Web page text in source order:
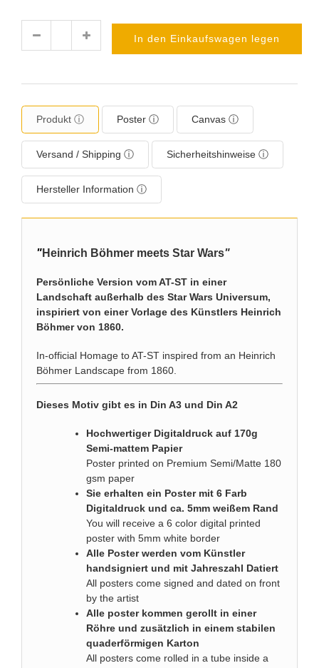
In den Einkaufswagen legen
Produkt ⓘ Poster ⓘ Canvas ⓘ
Versand / Shipping ⓘ Sicherheitshinweise ⓘ
Hersteller Information ⓘ
"Heinrich Böhmer meets Star Wars"
Persönliche Version vom AT-ST in einer
Landschaft außerhalb des Star Wars Universum,
inspiriert von einer Vorlage des Künstlers Heinrich
Böhmer von 1860.
In-official Homage to AT-ST inspired from an Heinrich
Böhmer Landscape from 1860.
Dieses Motiv gibt es in Din A3 und Din A2
Hochwertiger Digitaldruck auf 170g
Semi-mattem Papier
Poster printed on Premium Semi/Matte 180
gsm paper
Sie erhalten ein Poster mit 6 Farb
Digitaldruck und ca. 5mm weißem Rand
You will receive a 6 color digital printed
poster with 5mm white border
Alle Poster werden vom Künstler
handsigniert und mit Jahreszahl Datiert
All posters come signed and dated on front
by the artist
Alle poster kommen gerollt in einer
Röhre und zusätzlich in einem stabilen
quaderförmigen Karton
All posters come rolled in a tube inside a